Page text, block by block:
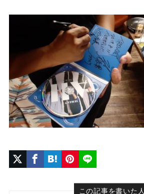
この記事を書いた人